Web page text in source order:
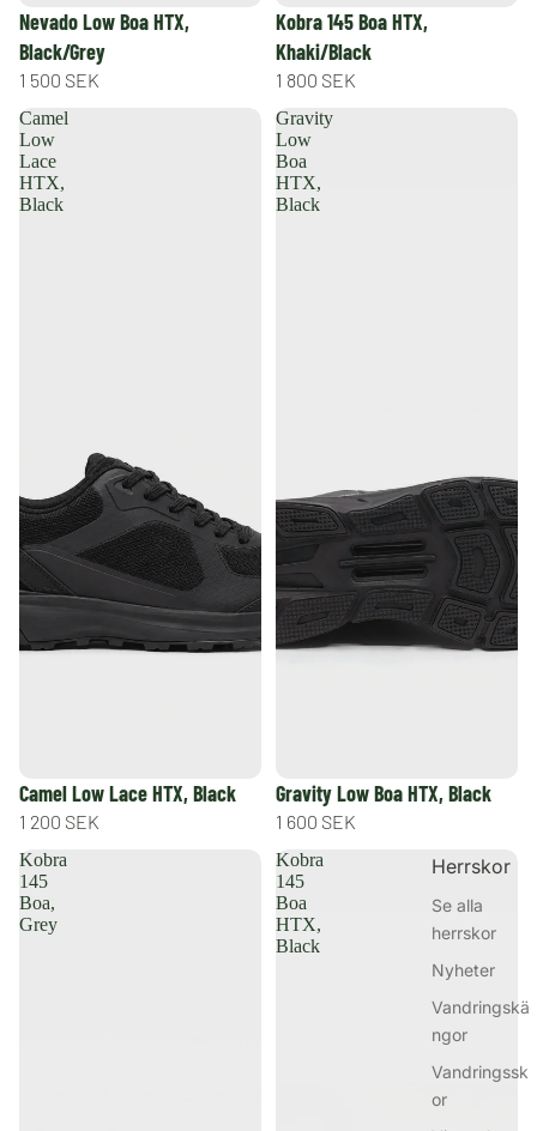
Herrskor
Se alla
herrskor
Nyheter
Vandringskä
ngor
Vandringssk
or
Nevado Low Boa HTX,
Black/Grey
1 500 SEK
Kobra 145 Boa HTX,
Khaki/Black
1 800 SEK
Camel
Low
Lace
HTX,
Black
Camel Low Lace HTX, Black
1 200 SEK
Gravity
Low
Boa
HTX,
Black
Gravity Low Boa HTX, Black
1 600 SEK
Kobra
145
Boa,
Grey
Kobra
145
Boa
HTX,
Black